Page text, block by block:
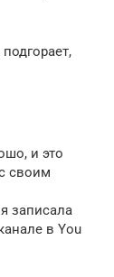
и это
своим
записала
в You